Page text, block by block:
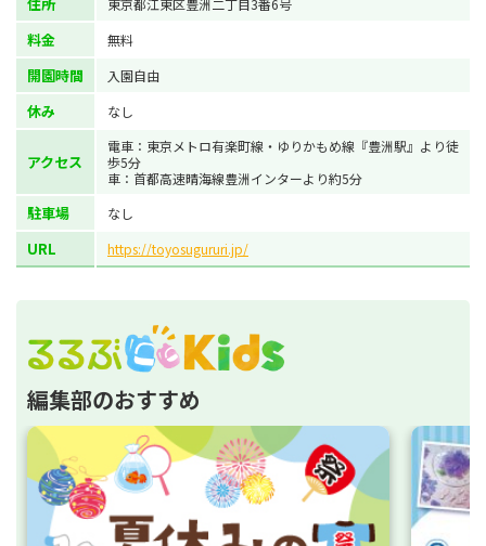
料金 無料
開園時間 入園自由
休み なし
アクセス
電車：東京メトロ有楽町線・ゆりかもめ線『豊洲駅』より徒
歩5分
車：首都高速晴海線豊洲インターより約5分
駐車場 なし
URL https://toyosugururi.jp/
編集部のおすすめ